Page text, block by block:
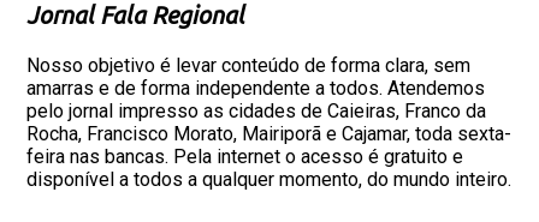
Jornal Fala Regional
Nosso objetivo é levar conteúdo de forma clara, sem
amarras e de forma independente a todos. Atendemos
pelo jornal impresso as cidades de Caieiras, Franco da
Rocha, Francisco Morato, Mairiporã e Cajamar, toda sexta-
feira nas bancas. Pela internet o acesso é gratuito e
disponível a todos a qualquer momento, do mundo inteiro.